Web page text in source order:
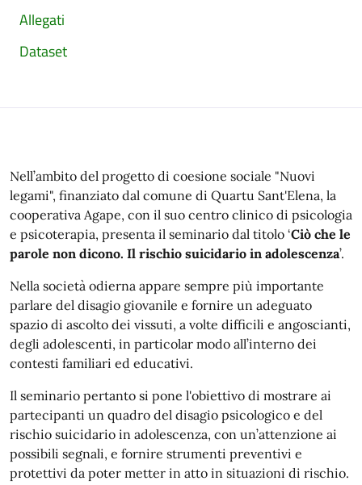
Allegati
Dataset
Nell’ambito del progetto di coesione sociale "Nuovi
legami", finanziato dal comune di Quartu Sant'Elena, la
cooperativa Agape, con il suo centro clinico di psicologia
e psicoterapia, presenta il seminario dal titolo ‘Ciò che le
parole non dicono. Il rischio suicidario in adolescenza’.
Nella società odierna appare sempre più importante
parlare del disagio giovanile e fornire un adeguato
spazio di ascolto dei vissuti, a volte difficili e angoscianti,
degli adolescenti, in particolar modo all’interno dei
contesti familiari ed educativi.
Il seminario pertanto si pone l'obiettivo di mostrare ai
partecipanti un quadro del disagio psicologico e del
rischio suicidario in adolescenza, con un’attenzione ai
possibili segnali, e fornire strumenti preventivi e
protettivi da poter metter in atto in situazioni di rischio.